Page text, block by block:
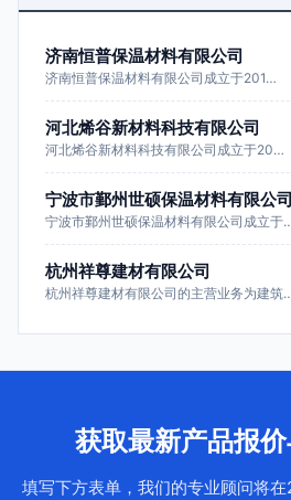
济南恒普保温材料有限公司
济南恒普保温材料有限公司成立于201…
河北烯谷新材料科技有限公司
河北烯谷新材料科技有限公司成立于20…
宁波市鄞州世硕保温材料有限公司
宁波市鄞州世硕保温材料有限公司成立于
杭州祥尊建材有限公司
杭州祥尊建材有限公司的主营业务为建筑
获取最新产品报
填写下方表单，我们的专业顾问将